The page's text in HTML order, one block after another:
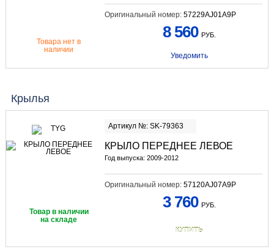
Оригинальный номер: 57229AJ01A9P
Товара нет в
наличии
8 560 РУБ.
Уведомить
Крылья
Артикул №: SK-79363
КРЫЛО ПЕРЕДНЕЕ ЛЕВОЕ
Год выпуска: 2009-2012
Оригинальный номер: 57120AJ07A9P
Товар в наличии
на складе
3 760 РУБ.
КУПИТЬ